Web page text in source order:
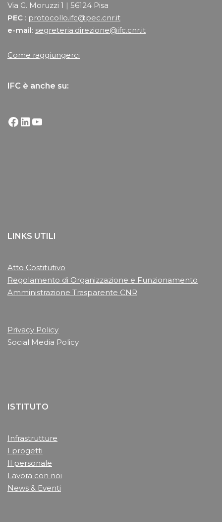
Via G. Moruzzi 1 | 56124 Pisa
PEC : protocollo.ifc@pec.cnr.it
e-mail: segreteria.direzione@ifc.cnr.it
Come raggiungerci
IFC è anche su:
LINKS UTILI
Atto Costitutivo
Regolamento di Organizzazione e Funzionamento
Amministrazione Trasparente CNR
Privacy Policy
Social Media Policy
ISTITUTO
Infrastrutture
I progetti
Il personale
Lavora con noi
News & Eventi